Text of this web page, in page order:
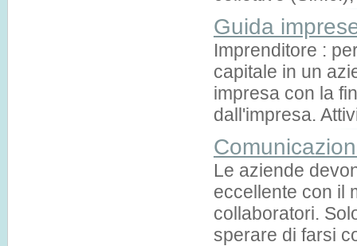
Guida
Imprenditore :
capitale in un
impresa con la
dall'impresa.
Le aziende
eccellente con il
collaboratori.
sperare di farsi